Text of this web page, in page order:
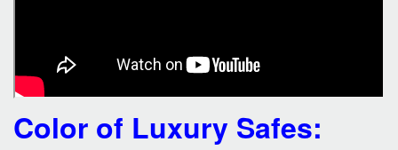
Color of Luxury Safes: